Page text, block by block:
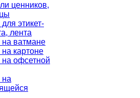
ценников,
этикет-
лента
на ватмане
картоне
на офсетной
на